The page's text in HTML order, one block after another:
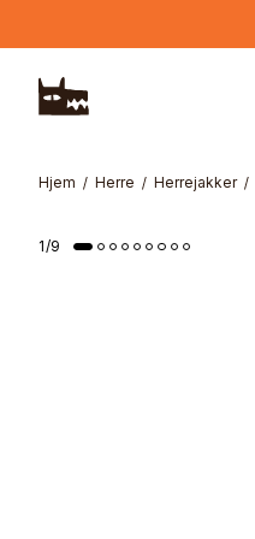
Hjem Herre Herrejakker
1/9